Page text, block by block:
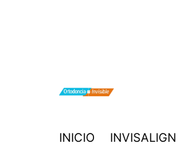
ORTODONCIA
INICIO INVISALIGN